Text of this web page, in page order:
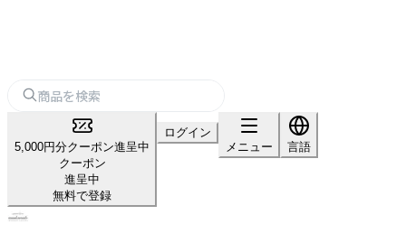
5,000円分クーポン進呈中
クーポン
進呈中
無料で登録
ログイン
メニュー
言語